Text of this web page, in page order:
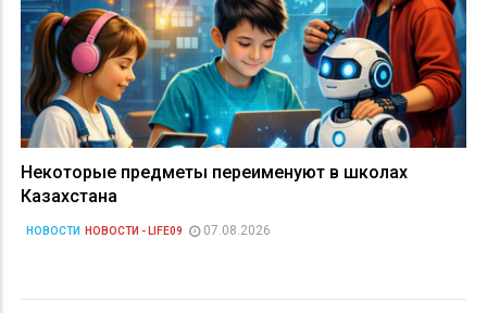
Некоторые предметы переименуют в школах
Казахстана
НОВОСТИ НОВОСТИ - LIFE09 07.08.2026